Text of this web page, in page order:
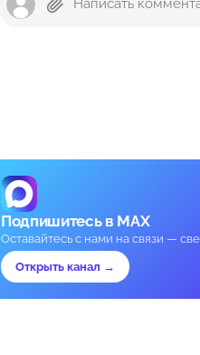
Подпишитесь в MAX
Оставайтесь с нами на связи —
Открыть канал →